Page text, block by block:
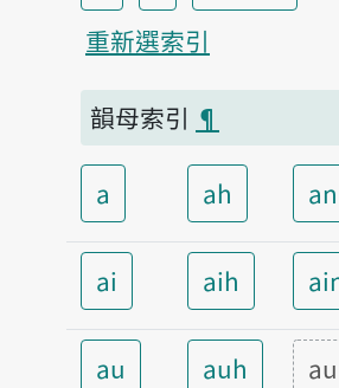
重新選索引
韻母索引 ¶
a ah
ai aih
au auh